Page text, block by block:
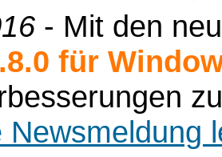
- Mit den
für
Newsmeldung